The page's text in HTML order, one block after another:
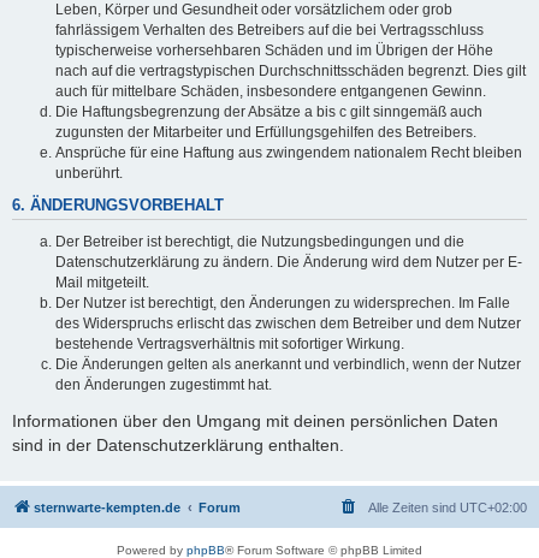
Leben, Körper und Gesundheit oder vorsätzlichem oder grob
fahrlässigem Verhalten des Betreibers auf die bei Vertragsschluss
typischerweise vorhersehbaren Schäden und im Übrigen der Höhe
nach auf die vertragstypischen Durchschnittsschäden begrenzt. Dies gilt
auch für mittelbare Schäden, insbesondere entgangenen Gewinn.
Die Haftungsbegrenzung der Absätze a bis c gilt sinngemäß auch
zugunsten der Mitarbeiter und Erfüllungsgehilfen des Betreibers.
Ansprüche für eine Haftung aus zwingendem nationalem Recht bleiben
unberührt.
6. ÄNDERUNGSVORBEHALT
Der Betreiber ist berechtigt, die Nutzungsbedingungen und die
Datenschutzerklärung zu ändern. Die Änderung wird dem Nutzer per E-
Mail mitgeteilt.
Der Nutzer ist berechtigt, den Änderungen zu widersprechen. Im Falle
des Widerspruchs erlischt das zwischen dem Betreiber und dem Nutzer
bestehende Vertragsverhältnis mit sofortiger Wirkung.
Die Änderungen gelten als anerkannt und verbindlich, wenn der Nutzer
den Änderungen zugestimmt hat.
Informationen über den Umgang mit deinen persönlichen Daten
sind in der Datenschutzerklärung enthalten.
sternwarte-kempten.de Forum Alle Zeiten sind UTC+02:00
Powered by phpBB® Forum Software © phpBB Limited